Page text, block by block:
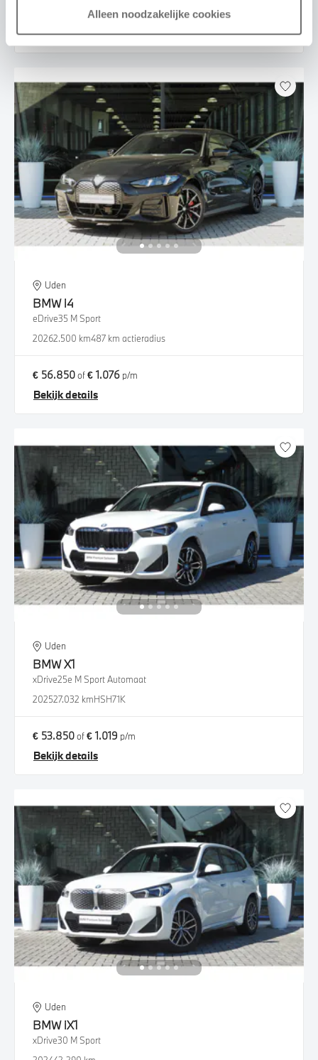
Alleen noodzakelijke cookies
€ 1.324 p/m
Bekijk details
Uden
BMW i4
eDrive35 M Sport
20262.500 km487 km actieradius
€ 56.850of€ 1.076 p/m
Bekijk details
Uden
BMWX1
xDrive25e M Sport Automaat
202527.032 kmHSH71K
€ 53.850of€ 1.019 p/m
Bekijk details
Uden
BMW iX1
xDrive30 M Sport